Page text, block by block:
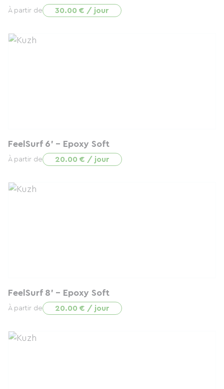
À partir de 30.00 € / jour
FeelSurf 6' - Epoxy Soft
À partir de 20.00 € / jour
FeelSurf 8' - Epoxy Soft
À partir de 20.00 € / jour